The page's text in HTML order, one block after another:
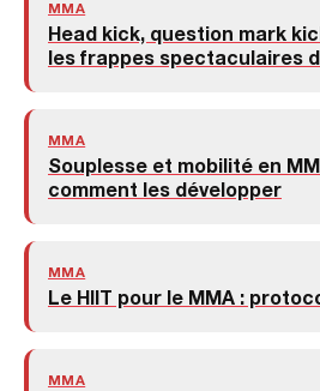
MMA
Head kick, question mark
les frappes spectaculaires
MMA
Souplesse et mobilité en
comment les développer
MMA
Le HIIT pour le MMA :
MMA